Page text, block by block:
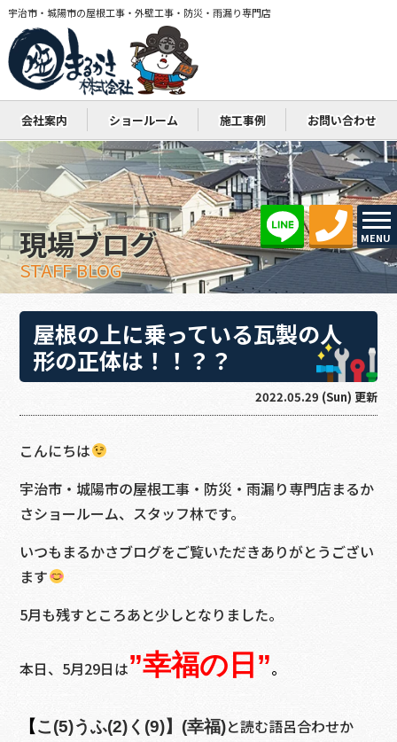
宇治市・城陽市の屋根工事・外壁工事・防災・雨漏り専門店
MENU
会社案内 ショールーム 施工事例 お問い合わせ
現場ブログ
STAFF BLOG
屋根の上に乗っている瓦製の人
形の正体は！！？？
2022.05.29 (Sun) 更新
こんにちは
宇治市・城陽市の屋根工事・防災・雨漏り専門店まるか
さショールーム、スタッフ林です。
いつもまるかさブログをご覧いただきありがとうござい
ます
5月も残すところあと少しとなりました。
本日、5月29日は”幸福の日”。
【こ(5)うふ(2)く(9)】(幸福)と読む語呂合わせか